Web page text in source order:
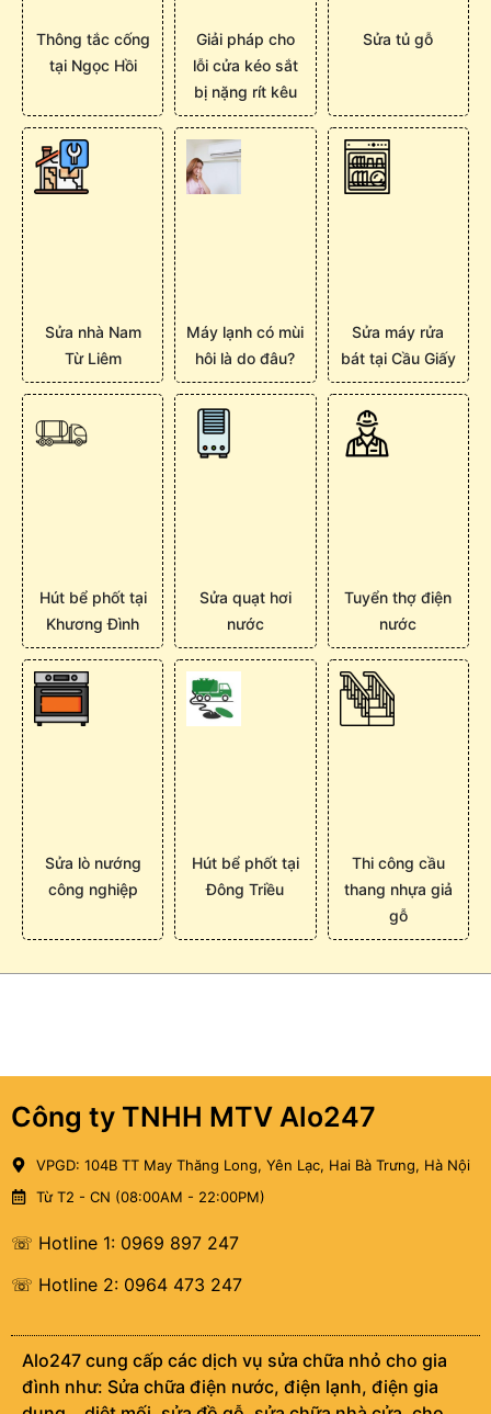
Thông tắc cống
tại Ngọc Hồi
Giải pháp cho
lỗi cửa kéo sắt
bị nặng rít kêu
Sửa tủ gỗ
Sửa nhà Nam
Từ Liêm
Máy lạnh có mùi
hôi là do đâu?
Sửa máy rửa
bát tại Cầu Giấy
Hút bể phốt tại
Khương Đình
Sửa quạt hơi
nước
Tuyển thợ điện
nước
Sửa lò nướng
công nghiệp
Hút bể phốt tại
Đông Triều
Thi công cầu
thang nhựa giả
gỗ
Công ty TNHH MTV Alo247
VPGD: 104B TT May Thăng Long, Yên Lạc, Hai Bà Trưng, Hà Nội
Từ T2 - CN (08:00AM - 22:00PM)
☏ Hotline 1: 0969 897 247
☏ Hotline 2: 0964 473 247
Alo247 cung cấp các dịch vụ sửa chữa nhỏ cho gia
đình như: Sửa chữa điện nước, điện lạnh, điện gia